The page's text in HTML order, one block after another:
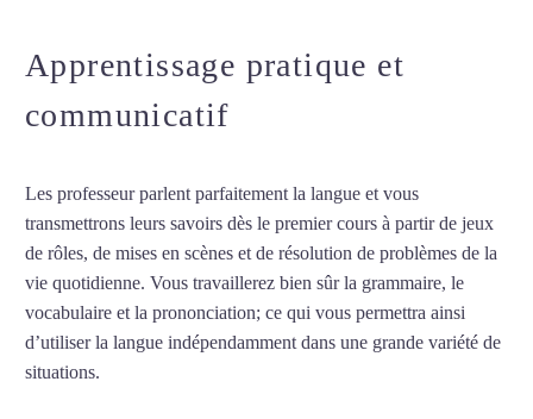
Apprentissage pratique et
communicatif
Les professeur parlent parfaitement la langue et vous
transmettrons leurs savoirs dès le premier cours à partir de jeux
de rôles, de mises en scènes et de résolution de problèmes de la
vie quotidienne. Vous travaillerez bien sûr la grammaire, le
vocabulaire et la prononciation; ce qui vous permettra ainsi
d’utiliser la langue indépendamment dans une grande variété de
situations.